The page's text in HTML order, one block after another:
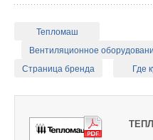
Тепломаш
Вентиляционное
Страница бренда
Где